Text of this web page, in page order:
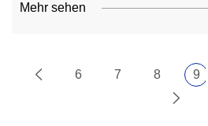
Mehr sehen
6 7 8 9